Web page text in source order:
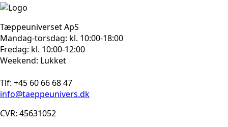
Tæppeuniverset ApS
Mandag-torsdag: kl. 10:00-18:00
Fredag: kl. 10:00-12:00
Weekend: Lukket
Tlf: +45 60 66 68 47
info@taeppeunivers.dk
CVR: 45631052